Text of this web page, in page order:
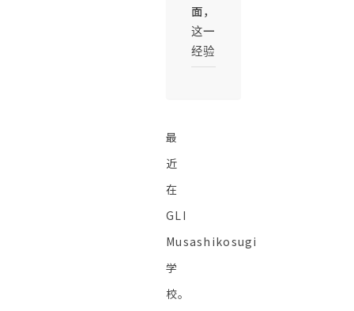
面，
这一
经验
最
近
在
GLI
Musashikosugi
学
校。